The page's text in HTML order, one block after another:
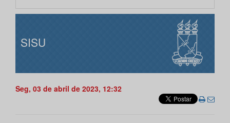
SISU
Seg, 03 de abril de 2023, 12:32